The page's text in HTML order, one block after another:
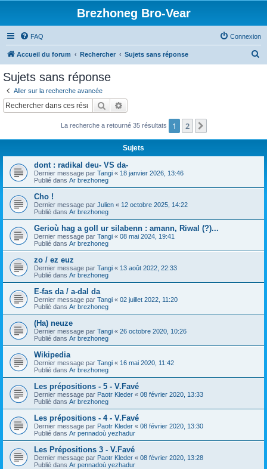
Brezhoneg Bro-Vear
FAQ Connexion
Accueil du forum Rechercher Sujets sans réponse
c
Sujets sans réponse
Aller sur la recherche avancée
Rechercher
La recherche a retourné 35 résultats 1 2
Sujets
dont : radikal deu- VS da-
Dernier message par Tangi « 18 janvier 2026, 13:46
Publié dans Ar brezhoneg
Cho !
Dernier message par Julien « 12 octobre 2025, 14:22
Publié dans Ar brezhoneg
Gerioù hag a goll ur silabenn : amann, Riwal (?)...
Dernier message par Tangi « 08 mai 2024, 19:41
Publié dans Ar brezhoneg
zo / ez euz
Dernier message par Tangi « 13 août 2022, 22:33
Publié dans Ar brezhoneg
E-fas da / a-dal da
Dernier message par Tangi « 02 juillet 2022, 11:20
Publié dans Ar brezhoneg
(Ha) neuze
Dernier message par Tangi « 26 octobre 2020, 10:26
Publié dans Ar brezhoneg
Wikipedia
Dernier message par Tangi « 16 mai 2020, 11:42
Publié dans Ar brezhoneg
Les prépositions - 5 - V.Favé
Dernier message par Paotr Kleder « 08 février 2020, 13:33
Publié dans Ar brezhoneg
Les prépositions - 4 - V.Favé
Dernier message par Paotr Kleder « 08 février 2020, 13:30
Publié dans Ar pennadoù yezhadur
Les Prépositions 3 - V.Favé
Dernier message par Paotr Kleder « 08 février 2020, 13:28
Publié dans Ar pennadoù yezhadur